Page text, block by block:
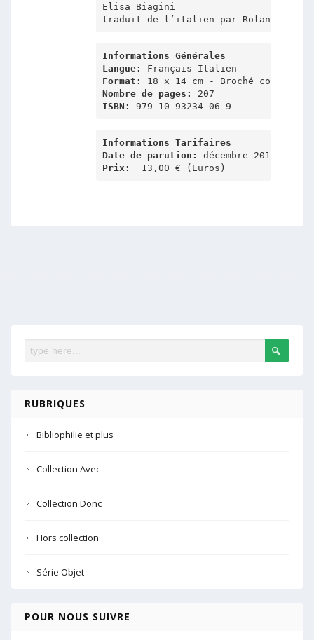
Elisa Biagini
traduit de l’italien par Roland
Informations Générales
Langue:
Format:
Nombre de pages:
ISBN:
979-10-93234-06-9
Informations Tarifaires
Date de parution:
Prix:
  13,00 € (Euros)
RUBRIQUES
Bibliophilie et plus
Collection Avec
Collection Donc
Hors collection
Série Objet
POUR NOUS SUIVRE